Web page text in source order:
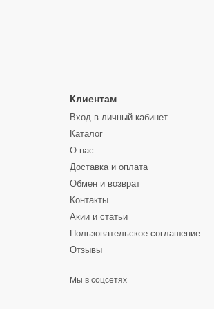
Клиентам
Вход в личный кабинет
Каталог
О нас
Доставка и оплата
Обмен и возврат
Контакты
Акии и статьи
Пользовательское соглашение
Отзывы
Мы в соцсетях